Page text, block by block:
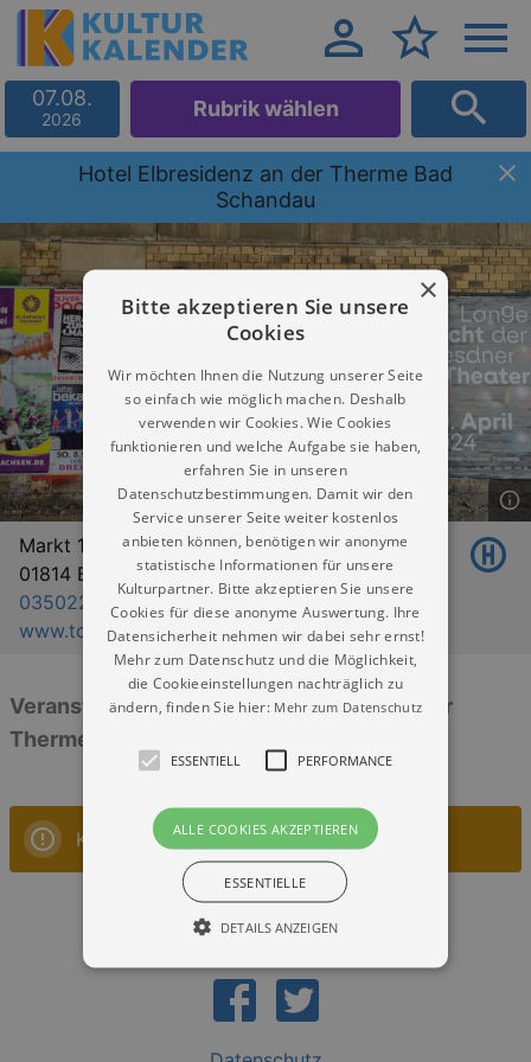
07.08.
2026 Rubrik wählen
Hotel Elbresidenz an der Therme Bad
Schandau
Markt 1-11
01814 Bad Schandau
035022 919700
www.toskanaworld.net
Veranstaltungen: „Hotel Elbresidenz an der
Therme Bad Schandau“
Keine Veranstaltungen
×
Bitte akzeptieren Sie unsere
Cookies
Wir möchten Ihnen die Nutzung unserer Seite
so einfach wie möglich machen. Deshalb
verwenden wir Cookies. Wie Cookies
funktionieren und welche Aufgabe sie haben,
erfahren Sie in unseren
Datenschutzbestimmungen. Damit wir den
Service unserer Seite weiter kostenlos
anbieten können, benötigen wir anonyme
statistische Informationen für unsere
Kulturpartner. Bitte akzeptieren Sie unsere
Cookies für diese anonyme Auswertung. Ihre
Datensicherheit nehmen wir dabei sehr ernst!
Mehr zum Datenschutz und die Möglichkeit,
die Cookieeinstellungen nachträglich zu
ändern, finden Sie hier: Mehr zum Datenschutz
ESSENTIELL PERFORMANCE
ALLE COOKIES AKZEPTIEREN
ESSENTIELLE
DETAILS ANZEIGEN
Essentiell Performance